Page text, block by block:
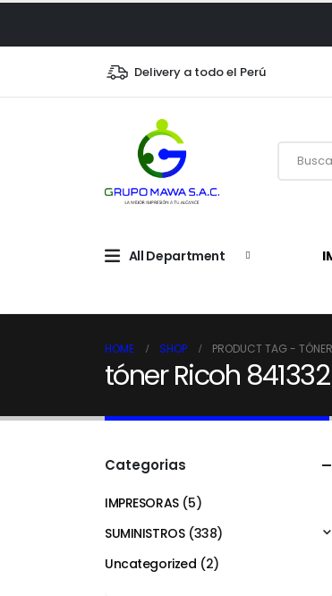
Delivery a todo el Perú
All Department
HOME SHOP PRODUCT TAG -
tóner Ricoh 841332
Categorias
IMPRESORAS (5)
SUMINISTROS (338)
Uncategorized (2)